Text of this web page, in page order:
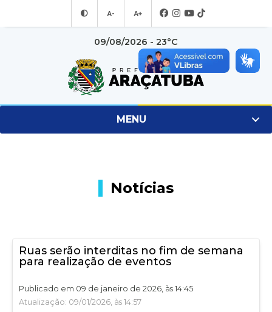
A- A+
09/08/2026 - 23°C
MENU
Notícias
Ruas serão interditas no fim de semana
para realização de eventos
Publicado em 09 de janeiro de 2026, às 14:45
Atualização: 09/01/2026, às 14:57